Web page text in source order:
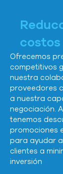
costos
Ofrecemos
competitivos
nuestra
proveedores
a nuestra
negociación.
tenemos
promociones
para ayudar
clientes a
inversión